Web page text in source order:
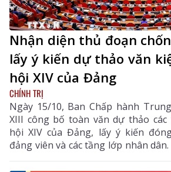
Nhận diện thủ đoạn
lấy ý kiến dự thảo văn
hội XIV của Đảng
CHÍNH TRỊ
Ngày 15/10, Ban Chấp hành
XIII công bố toàn văn dự thảo
hội XIV của Đảng, lấy ý kiến
đảng viên và các tầng lớp nhân dân.